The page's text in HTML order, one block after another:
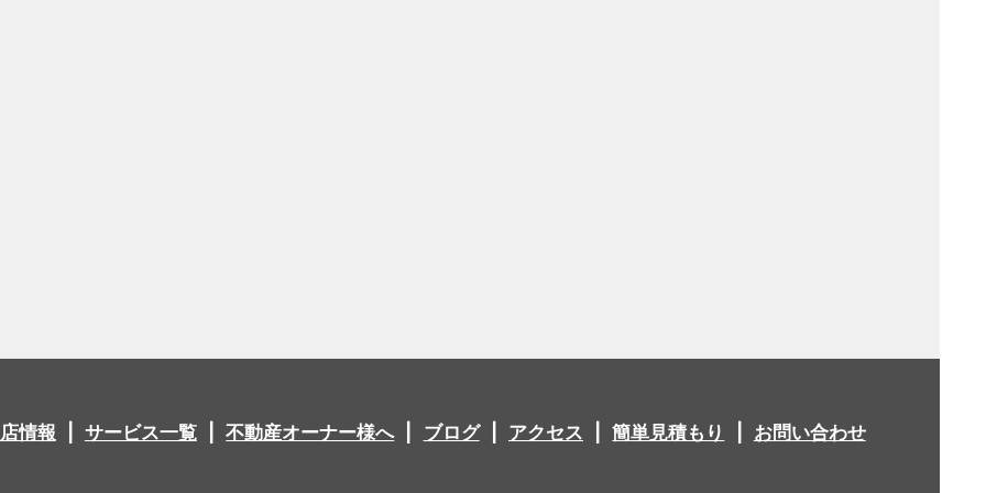
情報 サービス一覧 不動産オーナー様へ ブログ アクセス 簡単見積もり お問い合わせ